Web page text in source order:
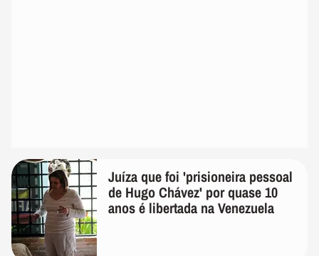
Juíza que foi 'prisioneira pessoal
de Hugo Chávez' por quase 10
anos é libertada na Venezuela